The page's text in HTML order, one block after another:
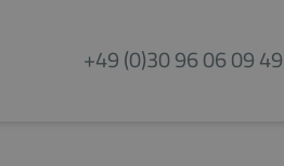
+49 (0)30 96 06 09